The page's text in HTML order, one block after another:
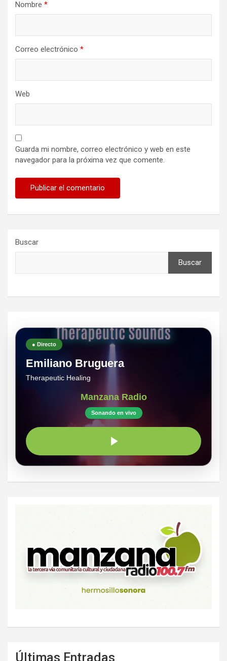
Nombre *
Correo electrónico *
Web
Guarda mi nombre, correo electrónico y web en este
navegador para la próxima vez que comente.
Buscar
Buscar
● Directo
Emiliano Bruguera
Therapeutic Healing
Manzana Radio
Sonando en vivo
Últimas Entradas